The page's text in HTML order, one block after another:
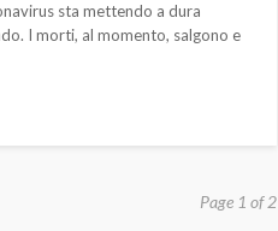
sta mettendo a dura
I morti, al momento, salgono e
Page 1 of 2